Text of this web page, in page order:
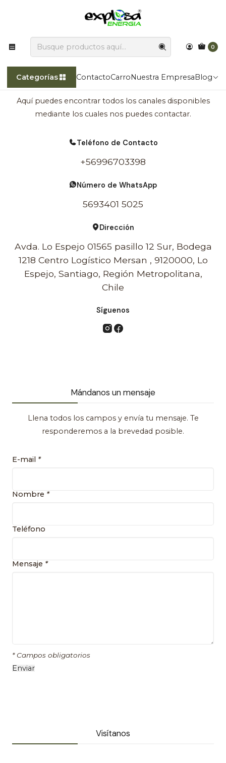
0
Categorías ContactoCarroNuestra EmpresaBlog
Explosa Energía transforma la luz del sol en poder!!
Contáctanos
Aquí puedes encontrar todos los canales disponibles
mediante los cuales nos puedes contactar.
Teléfono de Contacto
+56996703398
Número de WhatsApp
5693401 5025
Dirección
Avda. Lo Espejo 01565 pasillo 12 Sur, Bodega
1218 Centro Logístico Mersan , 9120000, Lo
Espejo, Santiago, Región Metropolitana,
Chile
Síguenos
Mándanos un mensaje
Llena todos los campos y envía tu mensaje. Te
responderemos a la brevedad posible.
E-mail *
Nombre *
Teléfono
Mensaje *
* Campos obligatorios
Visítanos